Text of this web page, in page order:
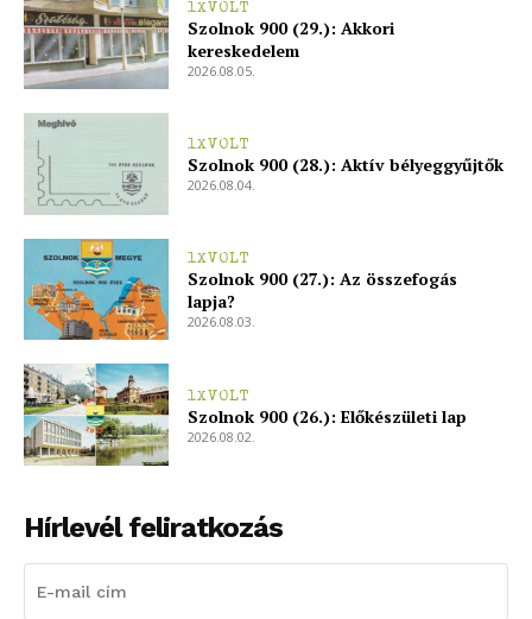
1XVOLT
Szolnok 900 (29.): Akkori
kereskedelem
2026.08.05.
1XVOLT
Szolnok 900 (28.): Aktív bélyeggyűjtők
2026.08.04.
1XVOLT
Szolnok 900 (27.): Az összefogás
lapja?
2026.08.03.
1XVOLT
Szolnok 900 (26.): Előkészületi lap
2026.08.02.
Hírlevél feliratkozás